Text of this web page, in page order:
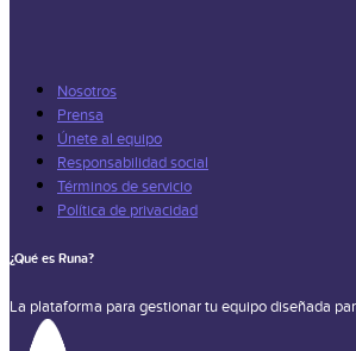
Nosotros
Prensa
Únete al equipo
Responsabilidad social
Términos de servicio
Política de privacidad
¿Qué es Runa?
La plataforma para gestionar tu equipo diseñada